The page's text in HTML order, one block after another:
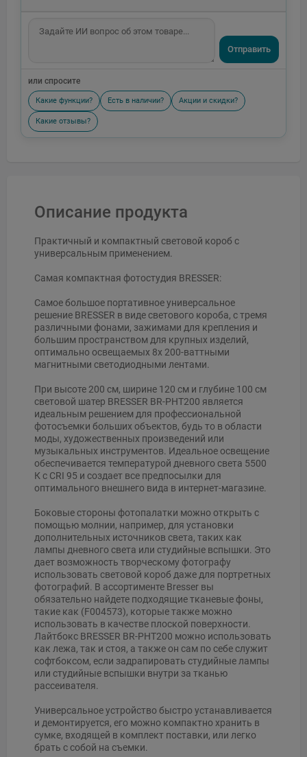
Отправить
или спросите
Какие функции? Есть в наличии? Акции и скидки?
Какие отзывы?
Описание продукта
Практичный и компактный световой короб с
универсальным применением.
Самая компактная фотостудия BRESSER:
Самое большое портативное универсальное
решение BRESSER в виде светового короба, с тремя
различными фонами, зажимами для крепления и
большим пространством для крупных изделий,
оптимально освещаемых 8x 200-ваттными
магнитными светодиодными лентами.
При высоте 200 см, ширине 120 см и глубине 100 см
световой шатер BRESSER BR-PHT200 является
идеальным решением для профессиональной
фотосъемки больших объектов, будь то в области
моды, художественных произведений или
музыкальных инструментов. Идеальное освещение
обеспечивается температурой дневного света 5500
К с CRI 95 и создает все предпосылки для
оптимального внешнего вида в интернет-магазине.
Боковые стороны фотопалатки можно открыть с
помощью молнии, например, для установки
дополнительных источников света, таких как
лампы дневного света или студийные вспышки. Это
дает возможность творческому фотографу
использовать световой короб даже для портретных
фотографий. В ассортименте Bresser вы
обязательно найдете подходящие тканевые фоны,
такие как (F004573), которые также можно
использовать в качестве плоской поверхности.
Лайтбокс BRESSER BR-PHT200 можно использовать
как лежа, так и стоя, а также он сам по себе служит
софтбоксом, если задрапировать студийные лампы
или студийные вспышки внутри за тканью
рассеивателя.
Универсальное устройство быстро устанавливается
и демонтируется, его можно компактно хранить в
сумке, входящей в комплект поставки, или легко
брать с собой на съемки.